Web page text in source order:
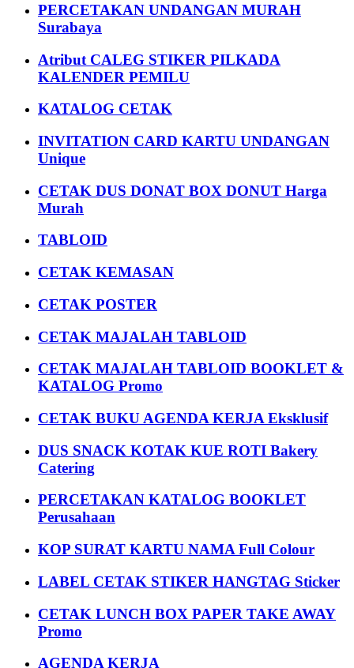
PERCETAKAN UNDANGAN MURAH
Surabaya
Atribut CALEG STIKER PILKADA
KALENDER PEMILU
KATALOG CETAK
INVITATION CARD KARTU UNDANGAN
Unique
CETAK DUS DONAT BOX DONUT Harga
Murah
TABLOID
CETAK KEMASAN
CETAK POSTER
CETAK MAJALAH TABLOID
CETAK MAJALAH TABLOID BOOKLET &
KATALOG Promo
CETAK BUKU AGENDA KERJA Eksklusif
DUS SNACK KOTAK KUE ROTI Bakery
Catering
PERCETAKAN KATALOG BOOKLET
Perusahaan
KOP SURAT KARTU NAMA Full Colour
LABEL CETAK STIKER HANGTAG Sticker
CETAK LUNCH BOX PAPER TAKE AWAY
Promo
AGENDA KERJA